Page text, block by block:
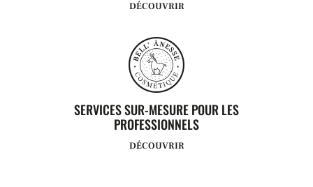
DÉCOUVRIR
SERVICES SUR-MESURE POUR LES
PROFESSIONNELS
DÉCOUVRIR